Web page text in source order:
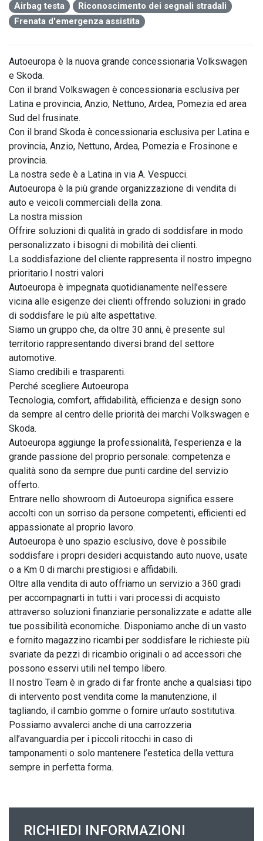
Airbag testa
Riconoscimento dei segnali stradali
Frenata d'emergenza assistita
Autoeuropa è la nuova grande concessionaria Volkswagen
e Skoda.
Con il brand Volkswagen è concessionaria esclusiva per
Latina e provincia, Anzio, Nettuno, Ardea, Pomezia ed area
Sud del frusinate.
Con il brand Skoda è concessionaria esclusiva per Latina e
provincia, Anzio, Nettuno, Ardea, Pomezia e Frosinone e
provincia.
La nostra sede è a Latina in via A. Vespucci.
Autoeuropa è la più grande organizzazione di vendita di
auto e veicoli commerciali della zona.
La nostra mission
Offrire soluzioni di qualità in grado di soddisfare in modo
personalizzato i bisogni di mobilità dei clienti.
La soddisfazione del cliente rappresenta il nostro impegno
prioritario.I nostri valori
Autoeuropa è impegnata quotidianamente nell’essere
vicina alle esigenze dei clienti offrendo soluzioni in grado
di soddisfare le più alte aspettative.
Siamo un gruppo che, da oltre 30 anni, è presente sul
territorio rappresentando diversi brand del settore
automotive.
Siamo credibili e trasparenti.
Perché scegliere Autoeuropa
Tecnologia, comfort, affidabilità, efficienza e design sono
da sempre al centro delle priorità dei marchi Volkswagen e
Skoda.
Autoeuropa aggiunge la professionalità, l’esperienza e la
grande passione del proprio personale: competenza e
qualità sono da sempre due punti cardine del servizio
offerto.
Entrare nello showroom di Autoeuropa significa essere
accolti con un sorriso da persone competenti, efficienti ed
appassionate al proprio lavoro.
Autoeuropa è uno spazio esclusivo, dove è possibile
soddisfare i propri desideri acquistando auto nuove, usate
o a Km 0 di marchi prestigiosi e affidabili.
Oltre alla vendita di auto offriamo un servizio a 360 gradi
per accompagnarti in tutti i vari processi di acquisto
attraverso soluzioni finanziarie personalizzate e adatte alle
tue possibilità economiche. Disponiamo anche di un vasto
e fornito magazzino ricambi per soddisfare le richieste più
svariate da pezzi di ricambio originali o ad accessori che
possono esservi utili nel tempo libero.
Il nostro Team è in grado di far fronte anche a qualsiasi tipo
di intervento post vendita come la manutenzione, il
tagliando, il cambio gomme o fornire un’auto sostitutiva.
Possiamo avvalerci anche di una carrozzeria
all’avanguardia per i piccoli ritocchi in caso di
tamponamenti o solo mantenere l’estetica della vettura
sempre in perfetta forma.
RICHIEDI INFORMAZIONI